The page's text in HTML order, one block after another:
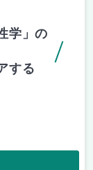
学」の
する